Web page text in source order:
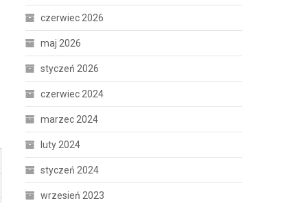
czerwiec 2026
maj 2026
styczeń 2026
czerwiec 2024
marzec 2024
luty 2024
styczeń 2024
wrzesień 2023